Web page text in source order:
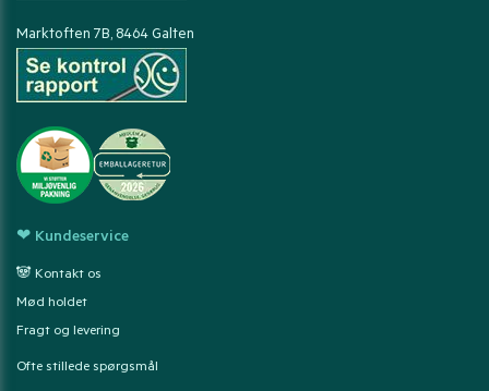
Marktoften 7B, 8464 Galten
❤ Kundeservice
🐼 Kontakt os
Mød holdet
Fragt og levering
Ofte stillede spørgsmål